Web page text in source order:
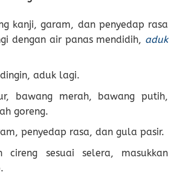
kanji, garam, dan penyedap rasa
dengan air panas mendidih, aduk
aduk lagi.
bawang merah, bawang putih,
goreng.
penyedap rasa, dan gula pasir.
cireng sesuai selera, masukkan